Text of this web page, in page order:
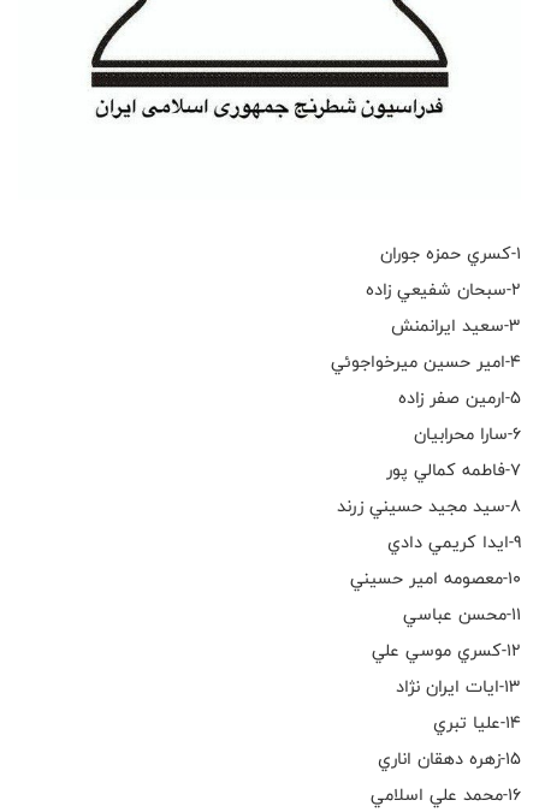
۱-كسري حمزه جوران
٢-سبحان شفيعي زاده
٣-سعيد ايرانمنش
٤-امير حسين ميرخواجوئي
٥-ارمين صفر زاده
٦-سارا محرابيان
٧-فاطمه كمالي پور
٨-سيد مجيد حسيني زرند
٩-ايدا كريمي دادي
١٠-معصومه امير حسيني
١١-محسن عباسي
١٢-كسري موسي علي
١٣-ايات ايران نژاد
١٤-عليا تبري
١٥-زهره دهقان اناري
١٦-محمد علي اسلامي